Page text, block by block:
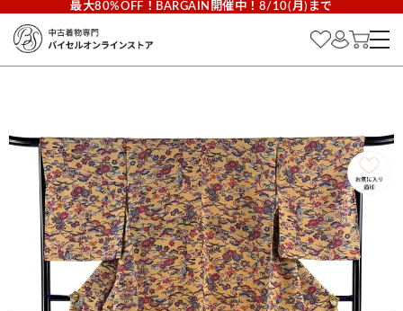
最大80%OFF！BARGAIN開催中！8/10(月)まで